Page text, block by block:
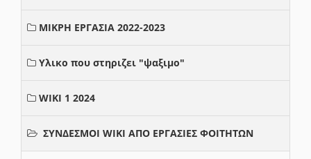
ΜΙΚΡΗ ΕΡΓΑΣΙΑ 2022-2023
Υλικο που στηριζει "ψαξιμο"
WIKI 1 2024
ΣΥΝΔΕΣΜΟΙ WIKI ΑΠΟ ΕΡΓΑΣΙΕΣ ΦΟΙΤΗΤΩΝ